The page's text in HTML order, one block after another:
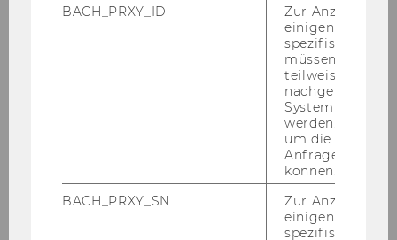
in­for­ma­tik, Karls­ru­her In­sti­tut für Tech­no­lo­gie
, WU Wien, Pro­fes­sor
BACH_PRXY_ID
Zur Anzeige von
einigen WU-
spezifischen
müssen
teilweise von
nachgelagerten
System
werden.
um die Antwort
Anfrage
können.
BACH_PRXY_SN
Zur Anzeige von
einigen WU-
spezifischen